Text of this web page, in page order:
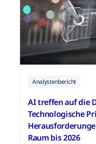
Analystenbericht
AI treffen auf die
Technologische
Raum bis 2026